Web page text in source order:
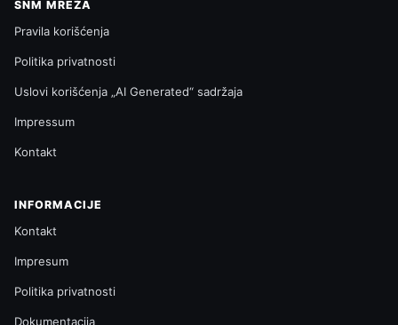
SNM MREŽA
Pravila korišćenja
Politika privatnosti
Uslovi korišćenja „AI Generated“ sadržaja
Impressum
Kontakt
INFORMACIJE
Kontakt
Impresum
Politika privatnosti
Dokumentacija